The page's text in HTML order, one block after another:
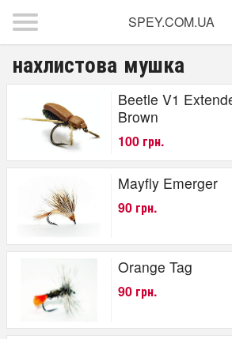
SPEY.COM.UA
нахлистова мушка
Beetle V1
Brown
100 грн.
Mayfly Emerger
90 грн.
Orange Tag
90 грн.